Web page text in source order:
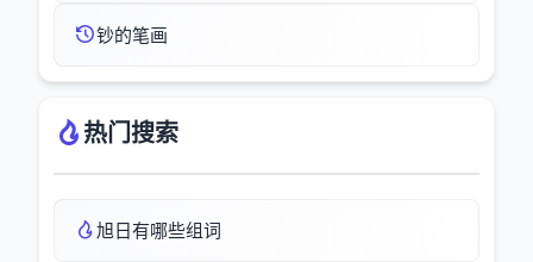
钞的笔画
热门搜索
旭日有哪些组词